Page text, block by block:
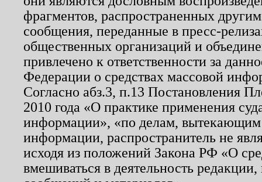
фрагментов, распространенных
сообщения, переданные в пресс-
общественных организаций и
привлечено к ответственности за
Федерации о средствах массовой
Согласно абз.3, п.13 Постановления
2010 года «О практике применения
информации», «по делам, вытекающим
информации, распространитель не
исходя из положений Закона РФ «О
вмешиваться в деятельность